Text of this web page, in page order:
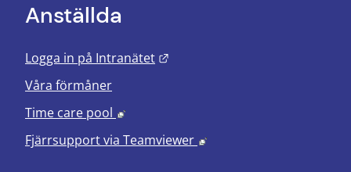
Anställda
Logga in på Intranätet
Våra förmåner
Time care pool
Länk till annan webbplats, öppnas i
Fjärrsupport via Teamviewer Länk till annan